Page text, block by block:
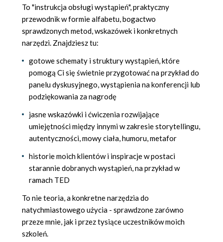
To "instrukcja obsługi wystąpień", praktyczny
przewodnik w formie alfabetu, bogactwo
sprawdzonych metod, wskazówek i konkretnych
narzędzi. Znajdziesz tu:
gotowe schematy i struktury wystąpień, które
pomogą Ci się świetnie przygotować na przykład do
panelu dyskusyjnego, wystąpienia na konferencji lub
podziękowania za nagrodę
jasne wskazówki i ćwiczenia rozwijające
umiejętności między innymi w zakresie storytellingu,
autentyczności, mowy ciała, humoru, metafor
historie moich klientów i inspiracje w postaci
starannie dobranych wystąpień, na przykład w
ramach TED
To nie teoria, a konkretne narzędzia do
natychmiastowego użycia - sprawdzone zarówno
przeze mnie, jak i przez tysiące uczestników moich
szkoleń.